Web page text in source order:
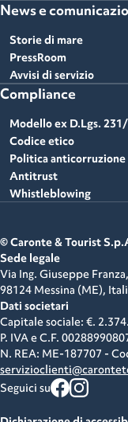
News e
Storie di mare
PressRoom
Avvisi di servizio
Compliance
Modello ex D.Lgs.
Codice etico
Politica anticorruzione
Antitrust
Whistleblowing
© Caronte & Tourist
Sede legale
Via Ing. Giuseppe
98124 Messina (ME),
Dati societari
Capitale sociale: €.
P. IVA e C.F.
N. REA: ME-187707 -
Seguici su